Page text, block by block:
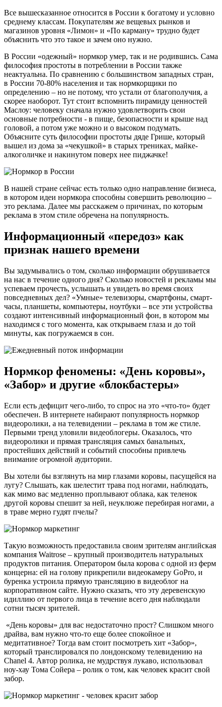
Все вышесказанное относится в России к богатому и условно
среднему классам. Покупателям же вещевых рынков и
магазинов уровня «Лимон» и «По карману» трудно будет
объяснить что это такое и зачем оно нужно.
В России «одежный» нормкор умер, так и не родившись. Сама
философия простоты в потреблении в России также
неактуальна. По сравнению с большинством западных стран,
в России 70-80% населения и так нормкорщики по
определению – но не потому, что устали от благополучия, а
скорее наоборот. Тут стоит вспомнить пирамиду ценностей
Маслоу: человеку сначала нужно удовлетворить свои
основные потребности - в пище, безопасности и крыше над
головой, а потом уже можно и о высоком подумать.
Объясните суть философии простоты дяде Грише, который
вышел из дома за «чекушкой» в старых трениках, майке-
алкоголичке и накинутом поверх нее пиджачке!
В нашей стране сейчас есть только одно направление бизнеса,
в котором идеи нормкора способны совершить революцию –
это реклама. Далее мы расскажем о причинах, по которым
реклама в этом стиле обречена на популярность.
Информационный «передоз» как
признак нашего времени
Вы задумывались о том, сколько информации обрушивается
на нас в течение одного дня? Сколько новостей и рекламы мы
успеваем прочесть, услышать и увидеть во время своих
повседневных дел? «Умные» телевизоры, смартфоны, смарт-
часы, планшеты, компьютеры, ноутбуки – все эти устройства
создают интенсивный информационный фон, в котором мы
находимся с того момента, как открываем глаза и до той
минуты, как погружаемся в сон.
Нормкор феномены: «День коровы»,
«Забор» и другие «блокбастеры»
Если есть дефицит чего-либо, то спрос на это «что-то» будет
обеспечен. В интернете набирают популярность нормкор
видеоролики, а на телевидении – реклама в том же стиле.
Первыми тренд уловили видеоблогеры. Оказалось, что
видеоролики и прямая трансляция самых банальных,
простейших действий и событий способны привлечь
внимание огромной аудитории.
Вы хотели бы взглянуть на мир глазами коровы, пасущейся на
лугу? Слышать, как шелестит трава под ногами, наблюдать,
как мимо вас медленно проплывают облака, как теленок
другой коровы спешит за ней, неуклюже перебирая ногами, а
в траве мерно гудят пчелы?
Такую возможность предоставила своим зрителям английская
компания Waitrose – крупный производитель натуральных
продуктов питания. Оператором была корова с одной из ферм
концерна: ей на голову прикрепили видеокамеру GoPro, и
буренка устроила прямую трансляцию в видеоблог на
корпоративном сайте. Нужно сказать, что эту деревенскую
идиллию от первого лица в течение всего дня наблюдали
сотни тысяч зрителей.
«День коровы» для вас недостаточно прост? Слишком много
драйва, вам нужно что-то еще более спокойное и
медитативное? Тогда вам стоит посмотреть хит «Забор»,
который транслировался по лондонскому телевидению на
Chanel 4. Автор ролика, не мудрствуя лукаво, использовал
ноу-хау Тома Сойера – ролик о том, как человек красит свой
забор.